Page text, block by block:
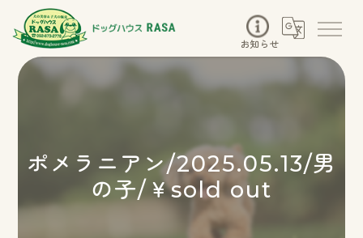
お知らせ
ポメラニアン/2025.05.13/男
の子/￥sold out